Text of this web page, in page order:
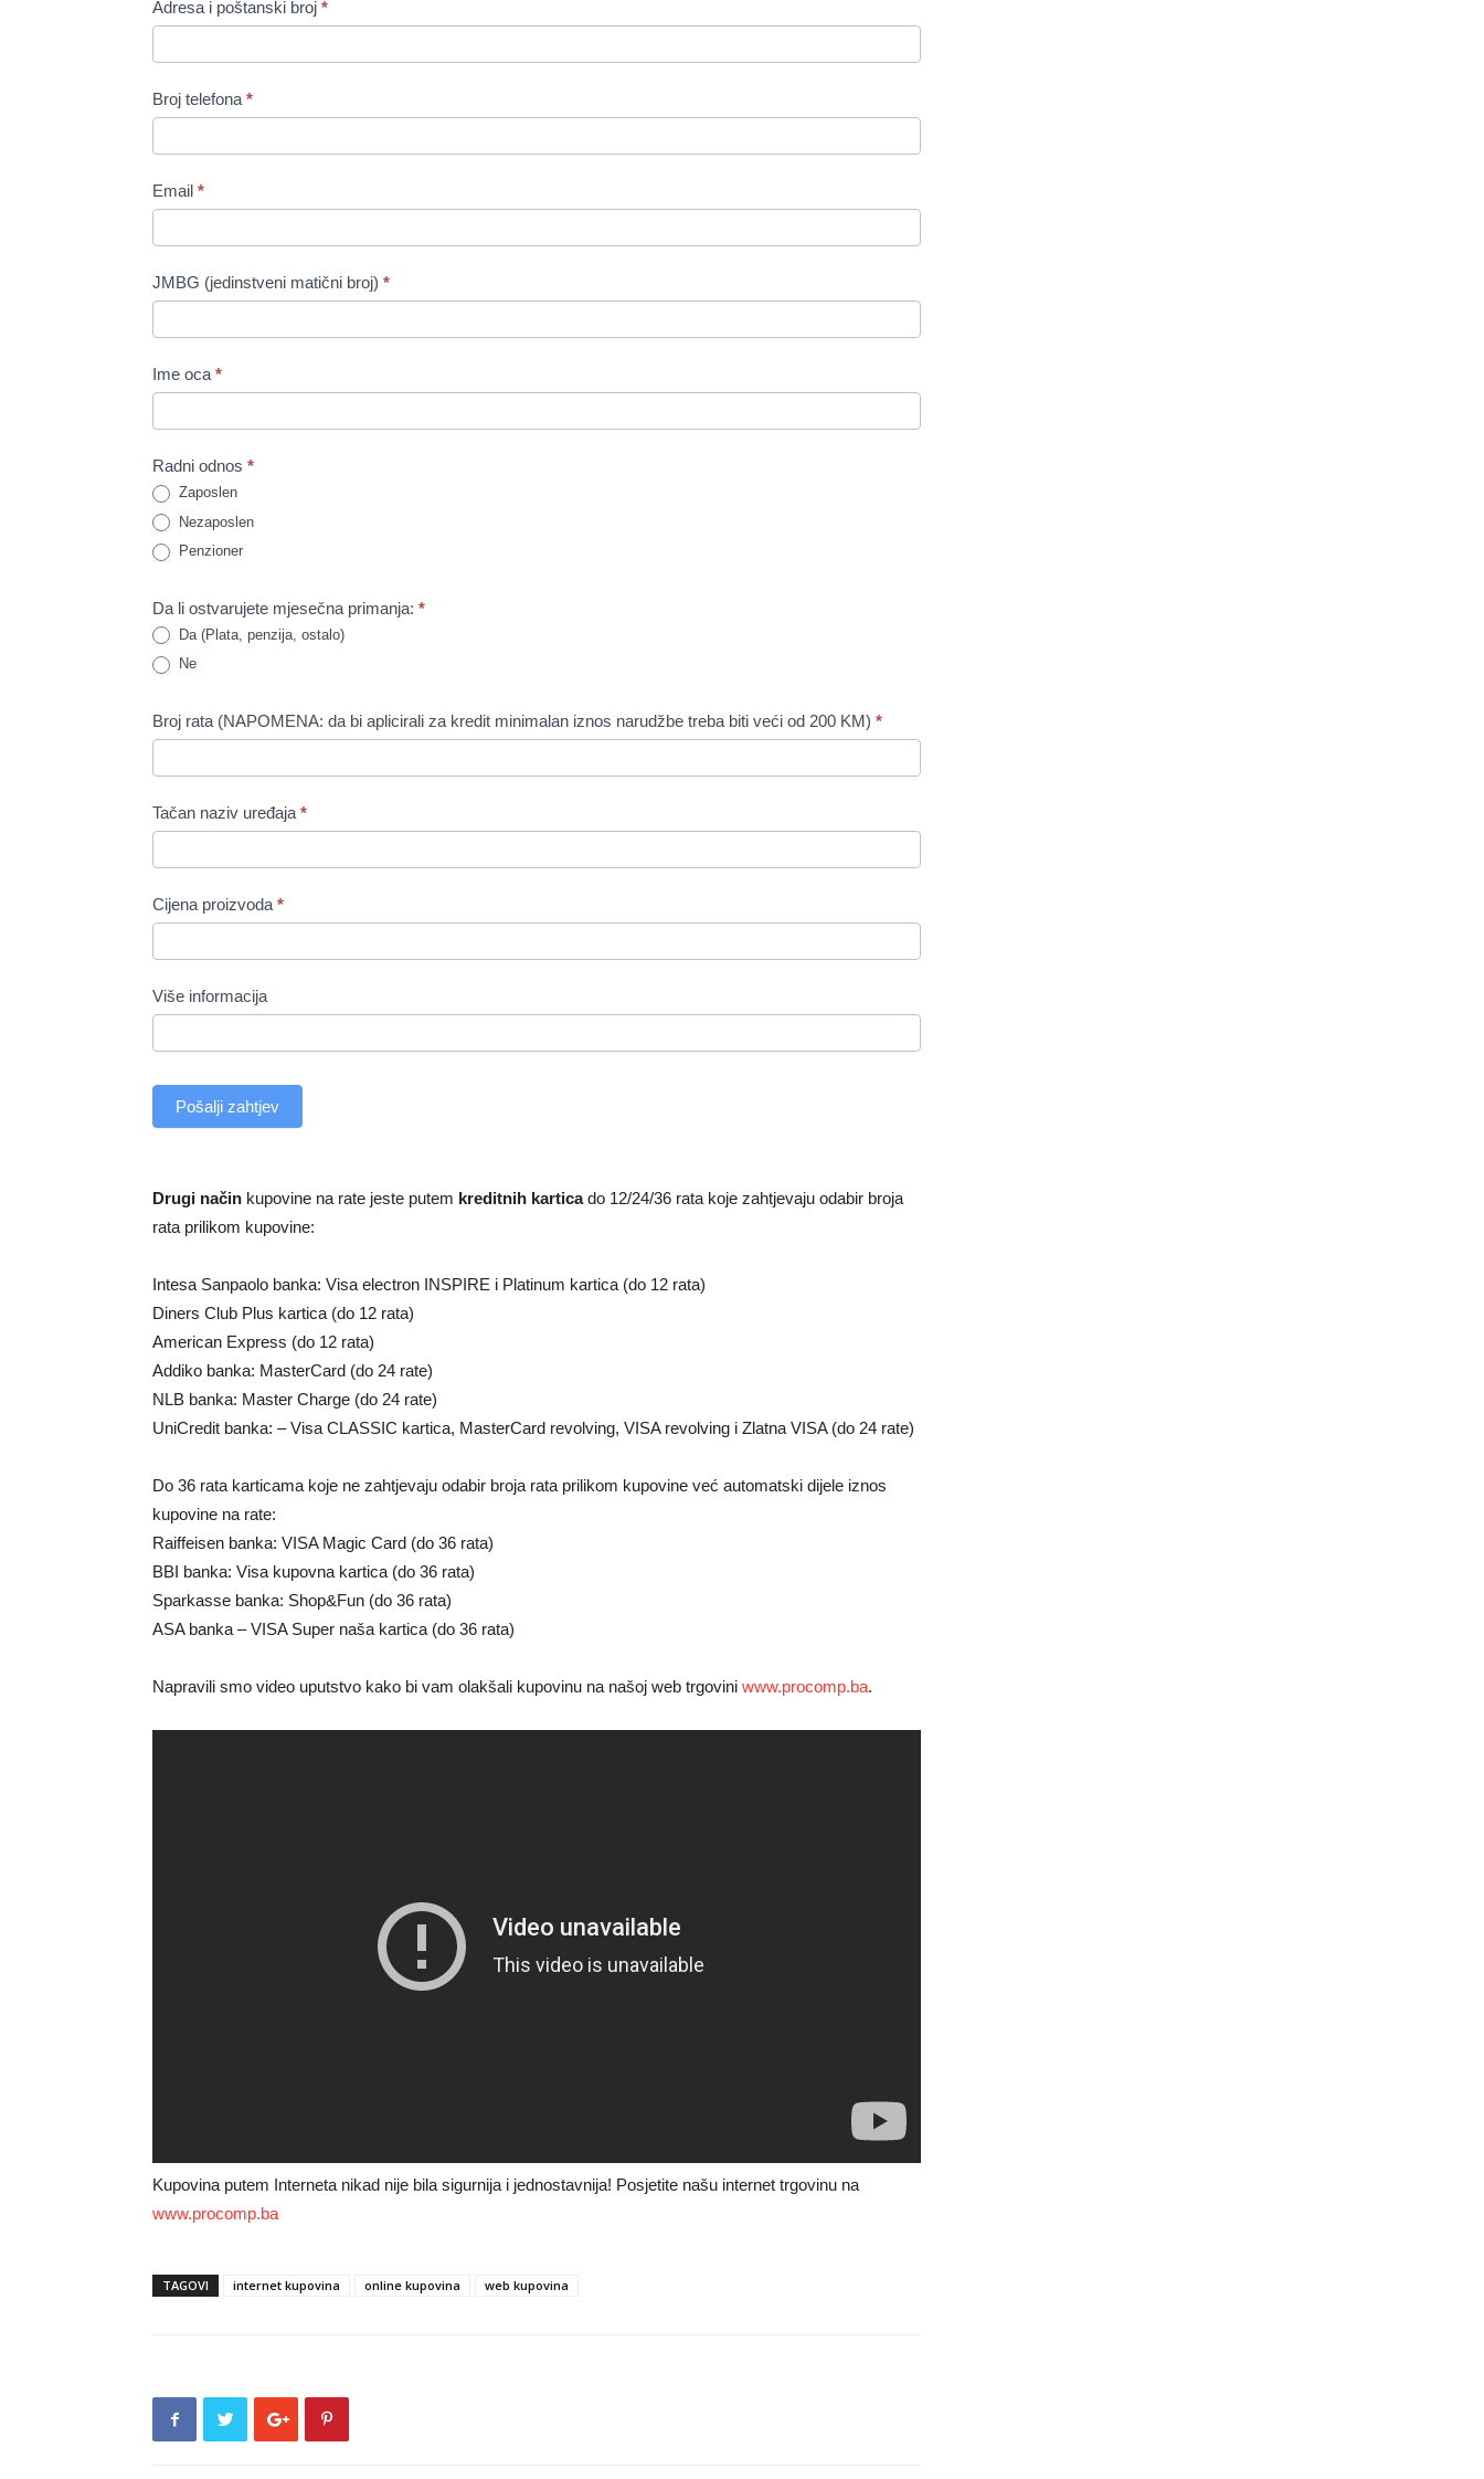
Adresa i poštanski broj *
Broj telefona *
Email *
JMBG (jedinstveni matični broj) *
Ime oca *
Radni odnos *
Zaposlen
Nezaposlen
Penzioner
Da li ostvarujete mjesečna primanja: *
Da (Plata, penzija, ostalo)
Ne
Broj rata (NAPOMENA: da bi aplicirali za kredit minimalan iznos narudžbe treba biti veći od 200 KM) *
Tačan naziv uređaja *
Cijena proizvoda *
Više informacija
Pošalji zahtjev
Drugi način kupovine na rate jeste putem kreditnih karticado 12/24/36 rata koje zahtjevaju odabir broja
rata prilikom kupovine:
Intesa Sanpaolo banka: Visa electron INSPIRE i Platinum kartica (do 12 rata)
Diners Club Plus kartica (do 12 rata)
American Express (do 12 rata)
Addiko banka: MasterCard (do 24 rate)
NLB banka: Master Charge (do 24 rate)
UniCredit banka: – Visa CLASSIC kartica, MasterCard revolving, VISA revolving i Zlatna VISA (do 24 rate)
Do 36 rata karticama koje ne zahtjevaju odabir broja rata prilikom kupovine već automatski dijele iznos
kupovine na rate:
Raiffeisen banka: VISA Magic Card (do 36 rata)
BBI banka: Visa kupovna kartica (do 36 rata)
Sparkasse banka: Shop&Fun (do 36 rata)
ASA banka – VISA Super naša kartica (do 36 rata)
Napravili smo video uputstvo kako bi vam olakšali kupovinu na našoj web trgovini www.procomp.ba.
Kupovina putem Interneta nikad nije bila sigurnija i jednostavnija! Posjetite našu internet trgovinu na
www.procomp.ba
TAGOVI internet kupovina online kupovina web kupovina